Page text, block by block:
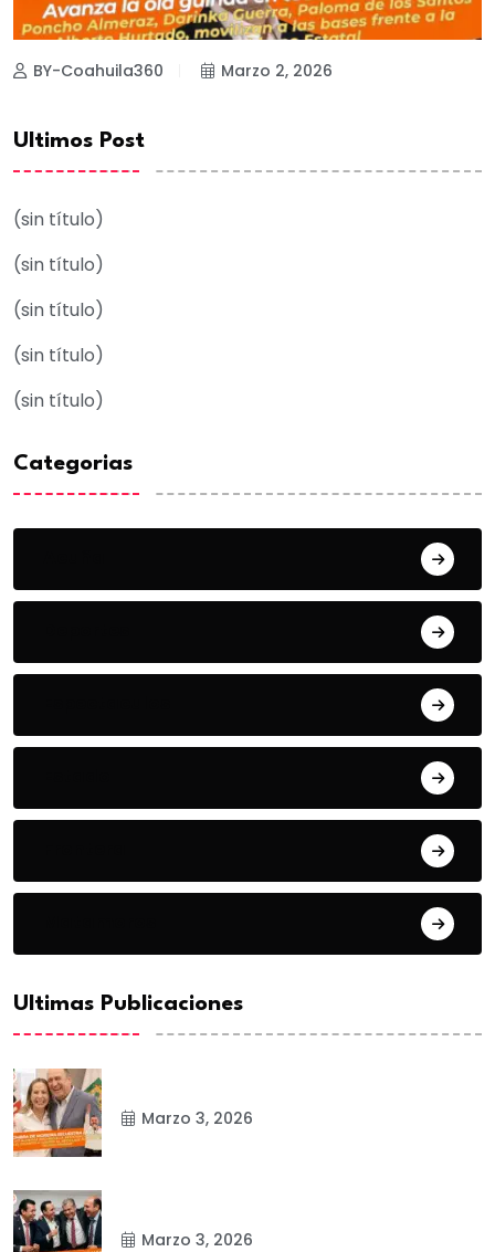
BY-Coahuila360 Marzo 2, 2026
Ultimos Post
(sin título)
(sin título)
(sin título)
(sin título)
(sin título)
Categorias
Ultimas Publicaciones
Marzo 3, 2026
Marzo 3, 2026